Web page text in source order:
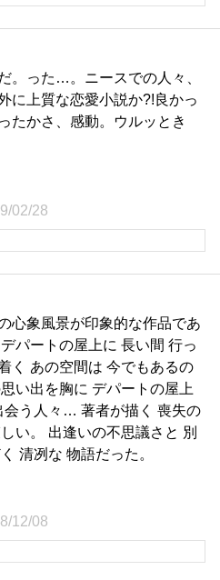
。った…。ニースでの人々、
に上質な恋愛小説か?!良かっ
たかさ、感動。ウルッとき
02/28
心象風景が印象的な作品であ
パートの屋上に 長い間 行っ
く あの空間は 今でもあるの
い出を胸に デパートの屋上
会う人々… 著者が描く 喪失の
い。 出逢いの不思議さと 別
清冽な 物語だった。
12/08